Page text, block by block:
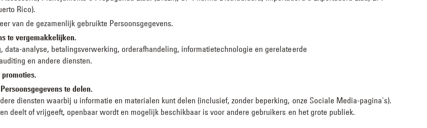
Rico).
van de gezamenlijk gebruikte Persoonsgegevens.
te vergemakkelijken.
analyse, betalingsverwerking, orderafhandeling, informatietechnologie en gerelateerde
en andere diensten.
te delen.
diensten waarbij u informatie en materialen kunt delen (inclusief, zonder beperking, onze Sociale Media-pagina's).
deelt of vrijgeeft, openbaar wordt en mogelijk beschikbaar is voor andere gebruikers en het grote publiek.